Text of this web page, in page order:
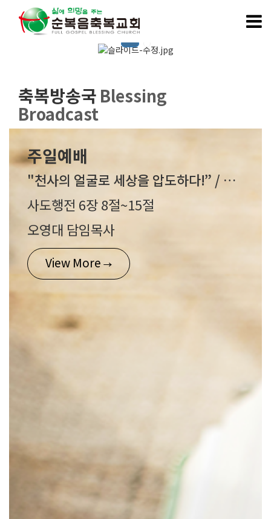
축복방송국 Blessing
Broadcast
주일예배
"천사의 얼굴로 세상을 압도하다!” / 26/08/02 / #주일예배
사도행전 6장 8절~15절
오영대 담임목사
View More